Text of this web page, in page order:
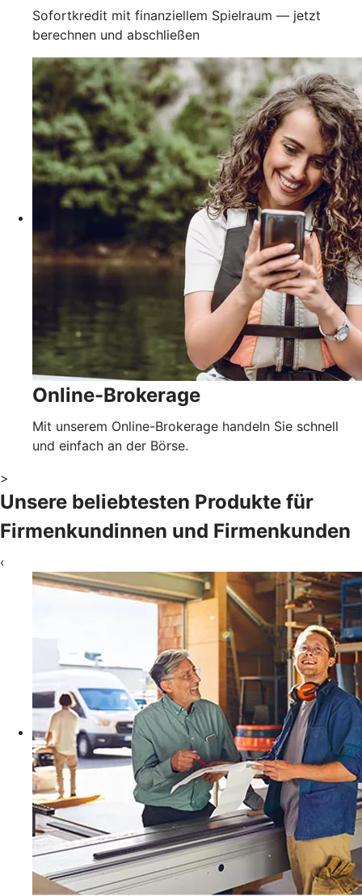
Sofortkredit mit finanziellem Spielraum — jetzt
berechnen und abschließen
Online-Brokerage
Mit unserem Online-Brokerage handeln Sie schnell
und einfach an der Börse.
>
Unsere beliebtesten Produkte für
Firmenkundinnen und Firmenkunden
‹